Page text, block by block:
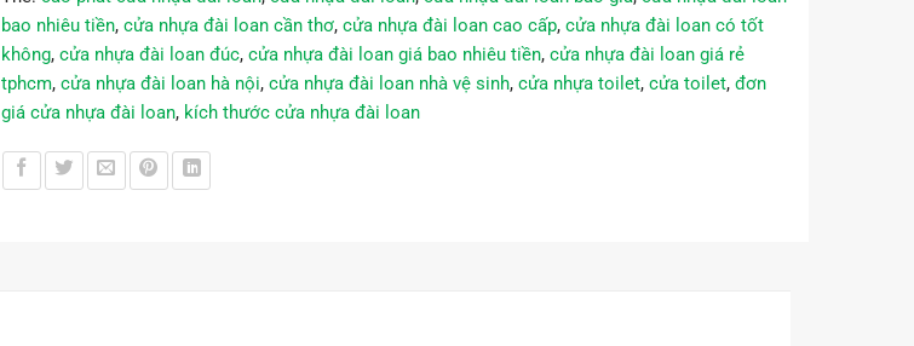
bao nhiêu tiền, cửa nhựa đài loan cần thơ, cửa nhựa đài loan cao cấp, cửa nhựa đài loan có tốt
không, cửa nhựa đài loan đúc, cửa nhựa đài loan giá bao nhiêu tiền, cửa nhựa đài loan giá rẻ
tphcm, cửa nhựa đài loan hà nội, cửa nhựa đài loan nhà vệ sinh, cửa nhựa toilet, cửa toilet, đơn
giá cửa nhựa đài loan, kích thước cửa nhựa đài loan